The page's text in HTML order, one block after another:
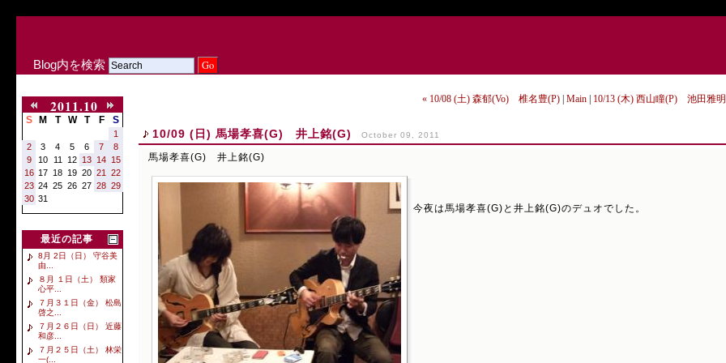
Blog内を検索
2011.10
S M T W T F S
1
2
3 4 5 6 7
8
9
10 11 12 13 14 15
16 17 18 19 20 21
22
23 24 25 26 27 28 29
30 31
最近の記事
8月 2日（日） 守谷美
由...
８月 １日（土） 類家
心平...
７月３１日（金） 松島
啓之...
７月２６日（日） 近藤
和彦...
７月２５日（土） 林栄
一(...
« 10/08 (土) 森郁(Vo) 椎名豊(P) Main 10/13 (木) 西山瞳(P) 池田雅
10/09 (日) 馬場孝喜(G) 井上銘(G) October 09, 2011
馬場孝喜(G) 井上銘(G)
今夜は馬場孝喜(G)と井上銘(G)のデュオでした。